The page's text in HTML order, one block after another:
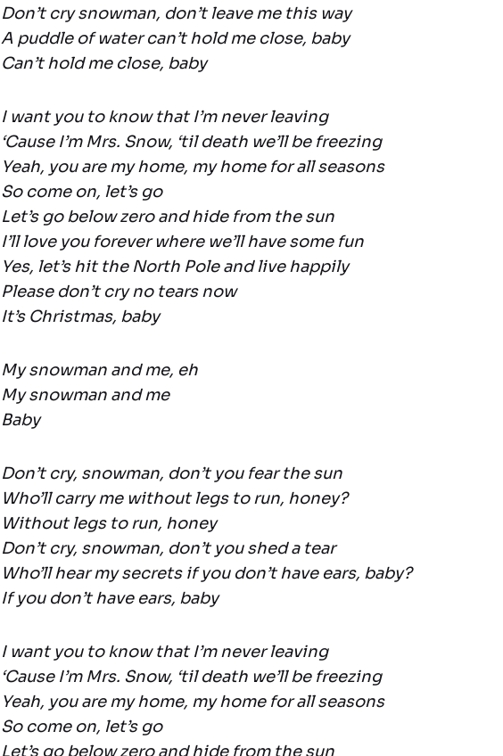
Don’t cry snowman, don’t leave me this way
A puddle of water can’t hold me close, baby
Can’t hold me close, baby
I want you to know that I’m never leaving
‘Cause I’m Mrs. Snow, ‘til death we’ll be freezing
Yeah, you are my home, my home for all seasons
So come on, let’s go
Let’s go below zero and hide from the sun
I’ll love you forever where we’ll have some fun
Yes, let’s hit the North Pole and live happily
Please don’t cry no tears now
It’s Christmas, baby
My snowman and me, eh
My snowman and me
Baby
Don’t cry, snowman, don’t you fear the sun
Who’ll carry me without legs to run, honey?
Without legs to run, honey
Don’t cry, snowman, don’t you shed a tear
Who’ll hear my secrets if you don’t have ears, baby?
If you don’t have ears, baby
I want you to know that I’m never leaving
‘Cause I’m Mrs. Snow, ‘til death we’ll be freezing
Yeah, you are my home, my home for all seasons
So come on, let’s go
Let’s go below zero and hide from the sun